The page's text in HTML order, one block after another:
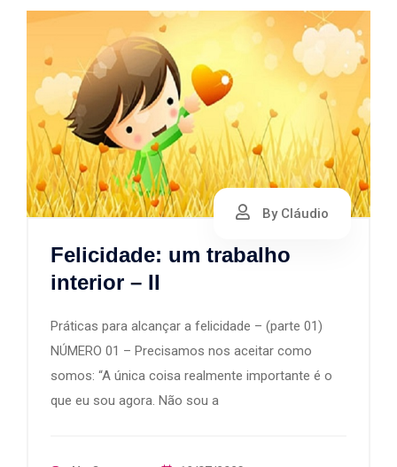
By Cláudio
Felicidade: um trabalho
interior – II
Práticas para alcançar a felicidade – (parte 01)
NÚMERO 01 – Precisamos nos aceitar como
somos: “A única coisa realmente importante é o
que eu sou agora. Não sou a